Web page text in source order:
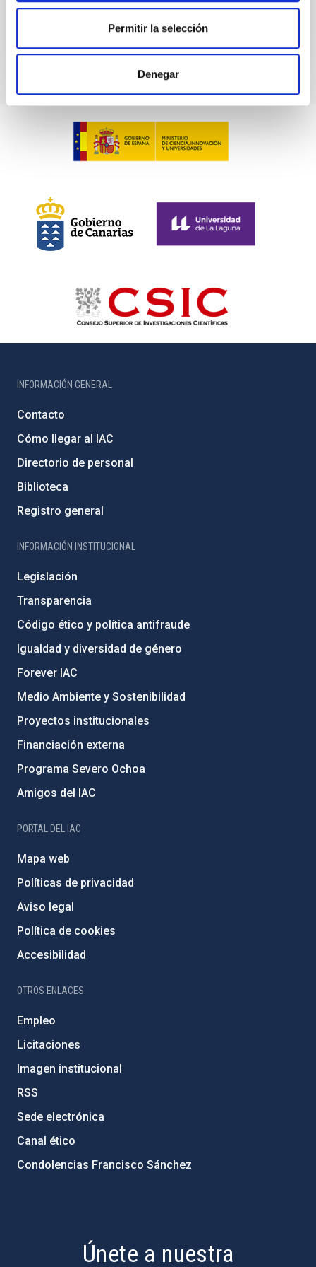
Permitir la selección
Denegar
INFORMACIÓN GENERAL
Contacto
Cómo llegar al IAC
Directorio de personal
Biblioteca
Registro general
INFORMACIÓN INSTITUCIONAL
Legislación
Transparencia
Código ético y política antifraude
Igualdad y diversidad de género
Forever IAC
Medio Ambiente y Sostenibilidad
Proyectos institucionales
Financiación externa
Programa Severo Ochoa
Amigos del IAC
PORTAL DEL IAC
Mapa web
Políticas de privacidad
Aviso legal
Política de cookies
Accesibilidad
OTROS ENLACES
Empleo
Licitaciones
Imagen institucional
RSS
Sede electrónica
Canal ético
Condolencias Francisco Sánchez
Únete a nuestra